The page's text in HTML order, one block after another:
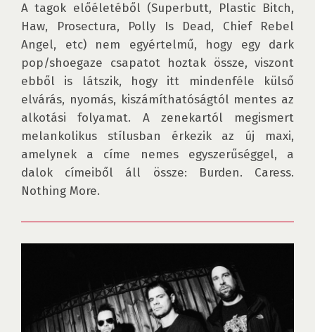
A tagok előéletéből (Superbutt, Plastic Bitch,
Haw, Prosectura, Polly Is Dead, Chief Rebel
Angel, etc) nem egyértelmű, hogy egy dark
pop/shoegaze csapatot hoztak össze, viszont
ebből is látszik, hogy itt mindenféle külső
elvárás, nyomás, kiszámíthatóságtól mentes az
alkotási folyamat. A zenekartól megismert
melankolikus stílusban érkezik az új maxi,
amelynek a címe nemes egyszerűséggel, a
dalok címeiből áll össze: Burden. Caress.